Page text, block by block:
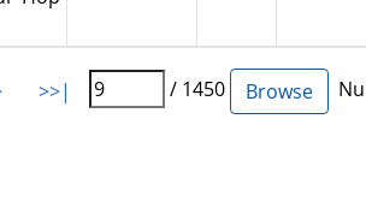
>>| / 1450